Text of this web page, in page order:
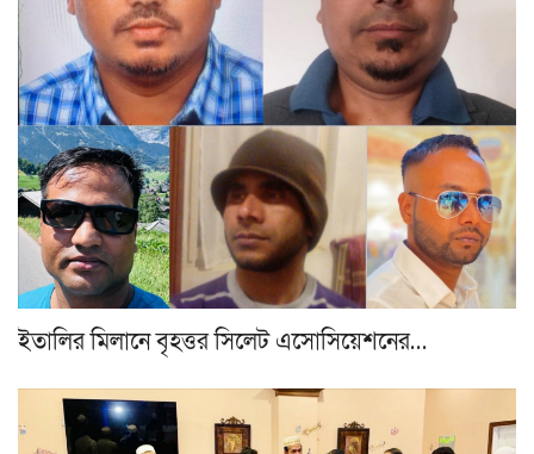
ইতালির মিলানে বৃহত্তর সিলেট এসোসিয়েশনের…